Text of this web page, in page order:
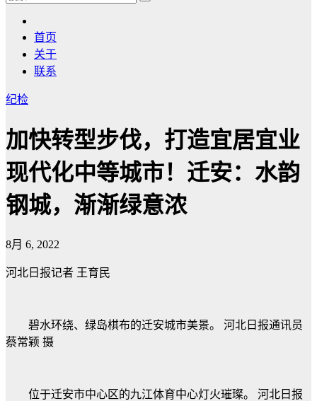
首页
关于
联系
纪检
加快转型步伐，打造宜居宜业
现代化中等城市！迁安：水韵
钢城，渐渐绿意浓
8月 6, 2022
河北日报记者 王育民
碧水环绕、绿岛棋布的迁安城市美景。 河北日报通讯员
蔡常颖 摄
位于迁安市中心区的九江体育中心灯火璀璨。 河北日报